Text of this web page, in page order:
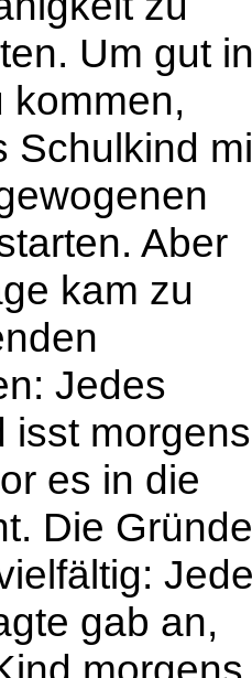
Um gut
kommen,
Schulkind
Aber
kam zu
Jedes
isst morgens
es in die
Die Gründe
gab an,